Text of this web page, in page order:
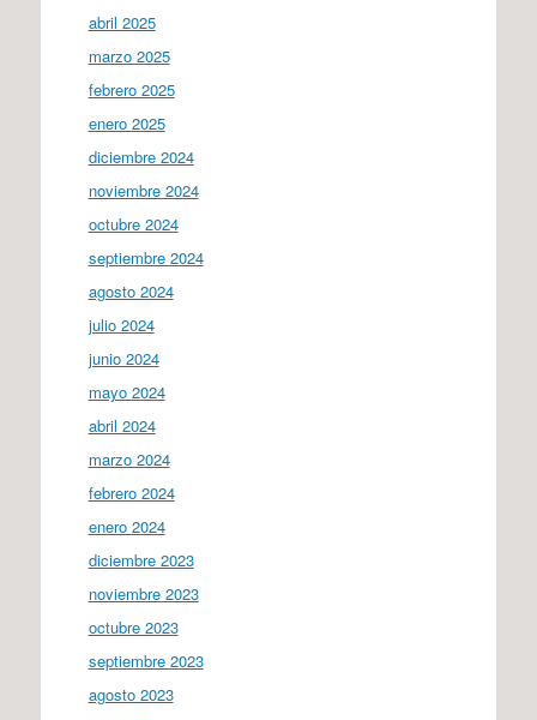
abril 2025
marzo 2025
febrero 2025
enero 2025
diciembre 2024
noviembre 2024
octubre 2024
septiembre 2024
agosto 2024
julio 2024
junio 2024
mayo 2024
abril 2024
marzo 2024
febrero 2024
enero 2024
diciembre 2023
noviembre 2023
octubre 2023
septiembre 2023
agosto 2023